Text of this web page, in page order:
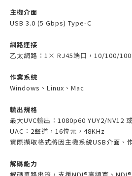
主機介面
USB 3.0 (5 Gbps) Type-C
網路連接
乙太網路：1× RJ45端口，10/100/
作業系統
Windows、Linux、Mac
輸出規格
最大UVC輸出：1080p60 YUY2/NV12
UAC：2聲道，16位元，48KHz
實際擷取格式將因主機系統USB介面、
解碼能力